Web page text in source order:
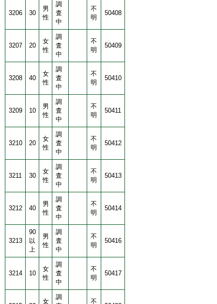
3206 30
男
性
調
査
中
不
明
50408
3207 20
女
性
調
査
中
不
明
50409
3208 40
女
性
調
査
中
不
明
50410
3209 10
男
性
調
査
中
不
明
50411
3210 20
女
性
調
査
中
不
明
50412
3211 30
女
性
調
査
中
不
明
50413
3212 40
男
性
調
査
中
不
明
50414
3213
90
以
上
男
性
調
査
中
不
明
50416
3214 10
女
性
調
査
中
不
明
50417
女
調
不